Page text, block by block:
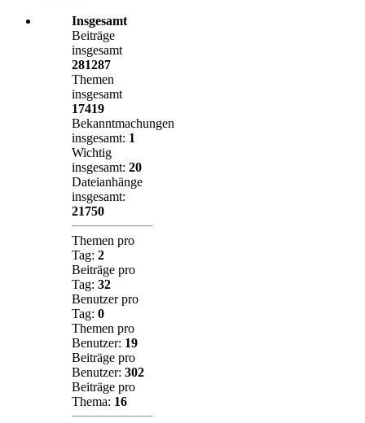
Insgesamt
Beiträge
insgesamt
281287
Themen
insgesamt
17419
Bekanntmachungen
insgesamt: 1
Wichtig
insgesamt: 20
Dateianhänge
insgesamt:
21750
Themen pro
Tag: 2
Beiträge pro
Tag: 32
Benutzer pro
Tag: 0
Themen pro
Benutzer: 19
Beiträge pro
Benutzer: 302
Beiträge pro
Thema: 16